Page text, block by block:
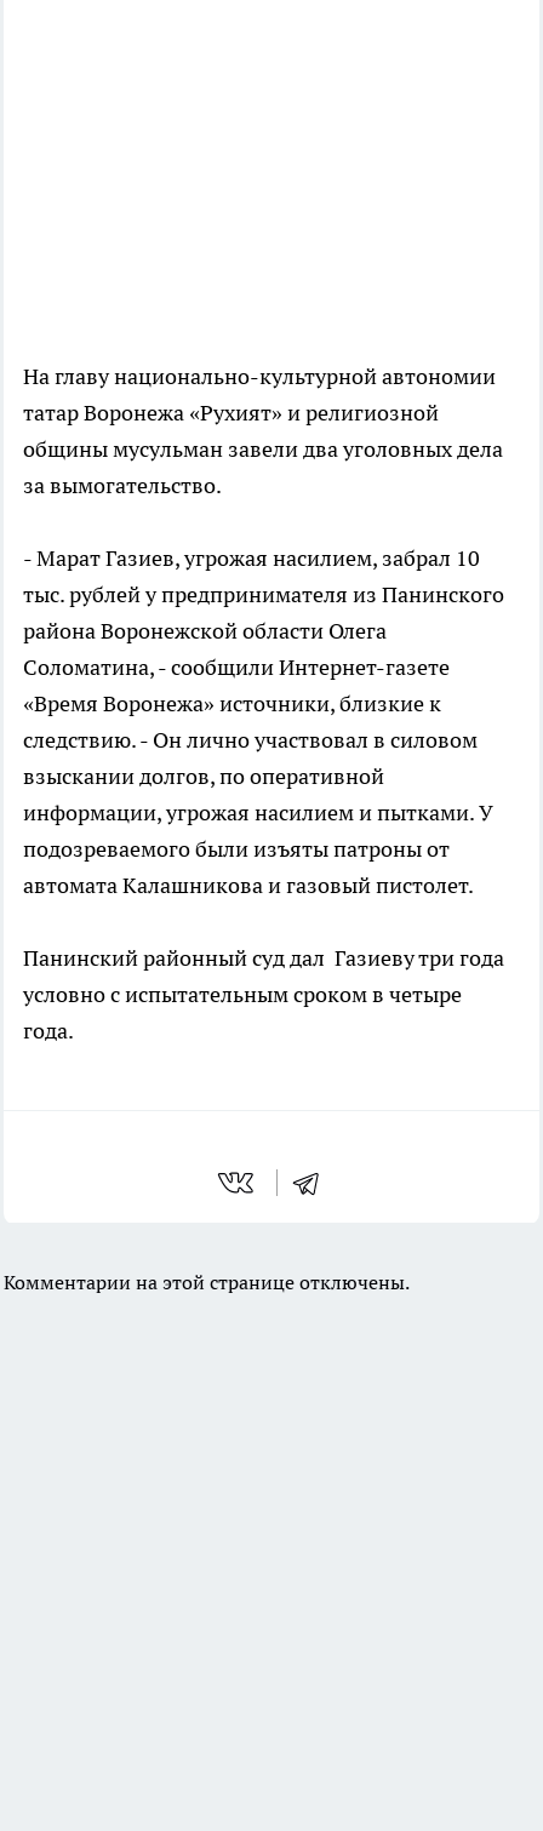
На главу национально-культурной автономии
татар Воронежа «Рухият» и религиозной
общины мусульман завели два уголовных дела
за вымогательство.
- Марат Газиев, угрожая насилием, забрал 10
тыс. рублей у предпринимателя из Панинского
района Воронежской области Олега
Соломатина, - сообщили Интернет-газете
«Время Воронежа» источники, близкие к
следствию. - Он лично участвовал в силовом
взыскании долгов, по оперативной
информации, угрожая насилием и пытками. У
подозреваемого были изъяты патроны от
автомата Калашникова и газовый пистолет.
Панинский районный суд дал Газиеву три года
условно с испытательным сроком в четыре
года.
Комментарии на этой странице отключены.